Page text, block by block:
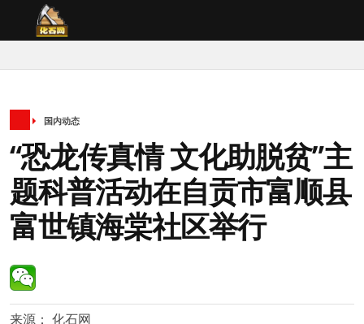
国内动态
“恐龙传真情 文化助脱贫”主
题科普活动在自贡市富顺县
富世镇海棠社区举行
来源： 化石网